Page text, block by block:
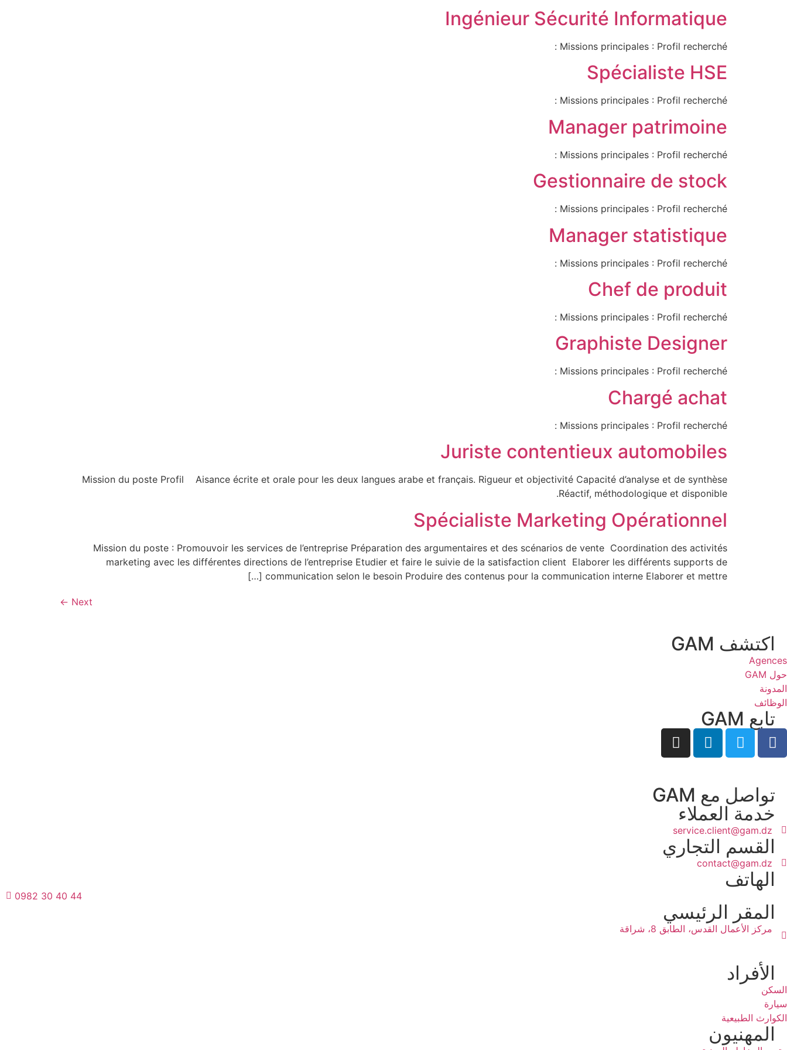
Ingénieur Sécurité Informatique
Missions principales : Profil recherché :
Spécialiste HSE
Missions principales : Profil recherché :
Manager patrimoine
Missions principales : Profil recherché :
Gestionnaire de stock
Missions principales : Profil recherché :
Manager statistique
Missions principales : Profil recherché :
Chef de produit
Missions principales : Profil recherché :
Graphiste Designer
Missions principales : Profil recherché :
Chargé achat
Missions principales : Profil recherché :
Juriste contentieux automobiles
Mission du poste Profil Aisance écrite et orale pour les deux langues arabe et français. Rigueur et objectivité Capacité d’analyse et de synthèse
Réactif, méthodologique et disponible.
Spécialiste Marketing Opérationnel
Mission du poste : Promouvoir les services de l’entreprise Préparation des argumentaires et des scénarios de vente Coordination des activités
marketing avec les différentes directions de l’entreprise Etudier et faire le suivie de la satisfaction client Elaborer les différents supports de
communication selon le besoin Produire des contenus pour la communication interne Elaborer et mettre […]
Next
←
اكتشف GAM
Agences
حول GAM
المدونة
الوظائف
تابع GAM
تواصل مع GAM
خدمة العملاء
service.client@gam.dz
القسم التجاري
contact@gam.dz
الهاتف
0982 30 40 44
المقر الرئيسي
مركز الأعمال القدس، الطابق 8، شراقة
الأفراد
السكن
سيارة
الكوارث الطبيعية
المهنيون